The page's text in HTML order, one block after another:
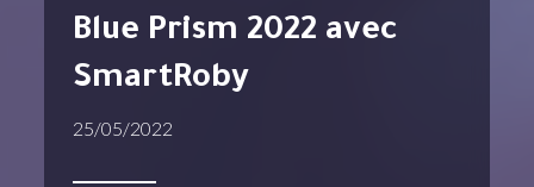
Blue Prism 2022 avec
SmartRoby
25/05/2022